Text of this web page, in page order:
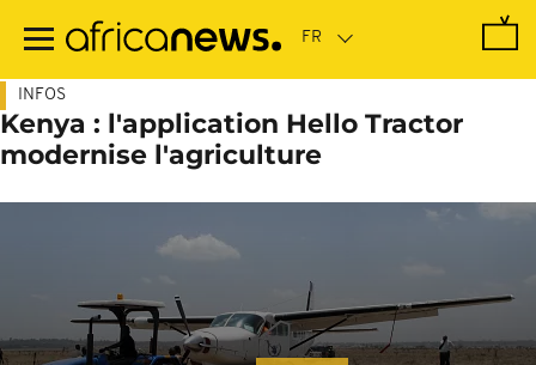
contenu
INFOS
Kenya : l'application Hello Tractor
modernise l'agriculture